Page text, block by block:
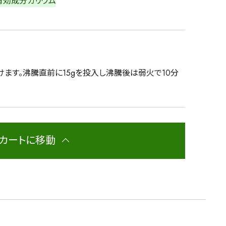
ます。沸騰直前に15gを投入し沸騰後は弱火で10分
カートに移動